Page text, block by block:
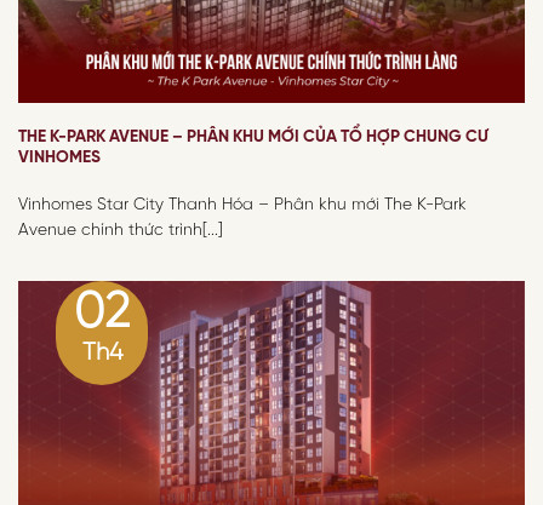
THE K-PARK AVENUE – PHÂN KHU MỚI CỦA TỔ HỢP CHUNG CƯ
VINHOMES
Vinhomes Star City Thanh Hóa – Phân khu mới The K-Park
Avenue chính thức trình[...]
02
Th4